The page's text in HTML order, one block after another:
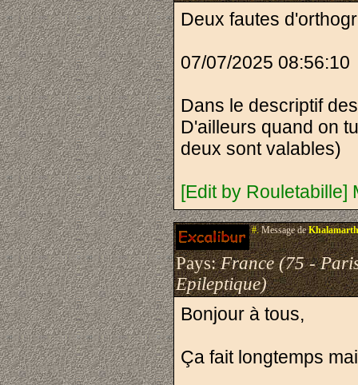
Deux fautes
07/07/2025 08:56:10
Dans le descriptif
D'ailleurs quand on
deux sont valables)
[Edit by Rouletabille]
#.Message de
Pays:France (75 -
Epileptique)
Bonjour à tous,
Ça fait longtemps